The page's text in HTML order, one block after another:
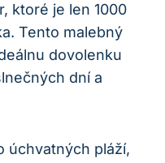
ktoré je len 1000
Tento malebný
dovolenku
dní a
úchvatných pláží,